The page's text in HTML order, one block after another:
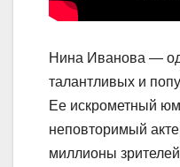
Нина Иванова —
талантливых и
Ее искрометный
неповторимый
миллионы